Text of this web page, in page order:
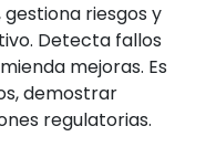
riesgos y
Detecta fallos
mejoras. Es
demostrar
regulatorias.